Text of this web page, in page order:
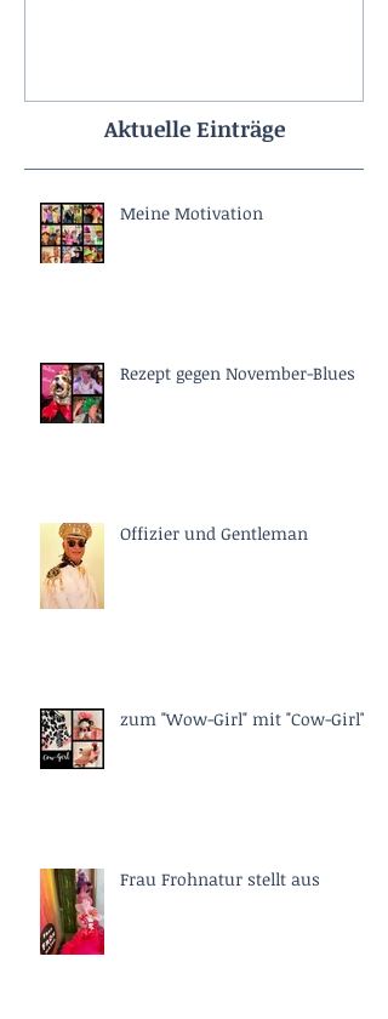
Aktuelle Einträge
Meine Motivation
Rezept gegen November-Blues
Offizier und Gentleman
zum "Wow-Girl" mit "Cow-Girl"
Frau Frohnatur stellt aus